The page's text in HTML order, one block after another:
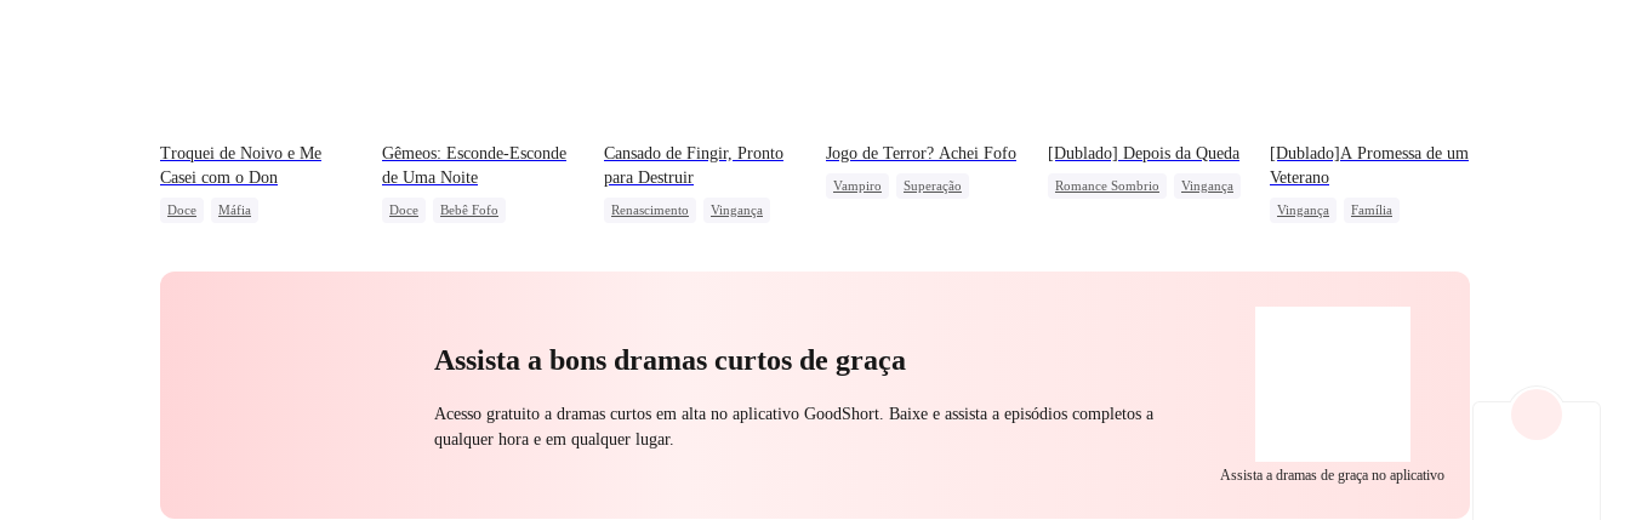
Troquei de Noivo e Me
Casei com o Don
Doce
Máfia
Gêmeos: Esconde-Esconde
de Uma Noite
Doce
Bebê Fofo
Cansado de Fingir, Pronto
para Destruir
Renascimento
Vingança
Jogo de Terror? Achei Fofo
Vampiro
Superação
[Dublado] Depois da Queda
Romance Sombrio
Vingança
[Dublado]A Promessa de um
Veterano
Vingança
Família
Assista a bons dramas curtos de graça
Acesso gratuito a dramas curtos em alta no aplicativo GoodShort. Baixe e assista a episódios completos a
qualquer hora e em qualquer lugar.
Assista a dramas de graça no aplicativo